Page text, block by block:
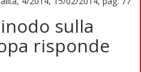
sulla
risponde